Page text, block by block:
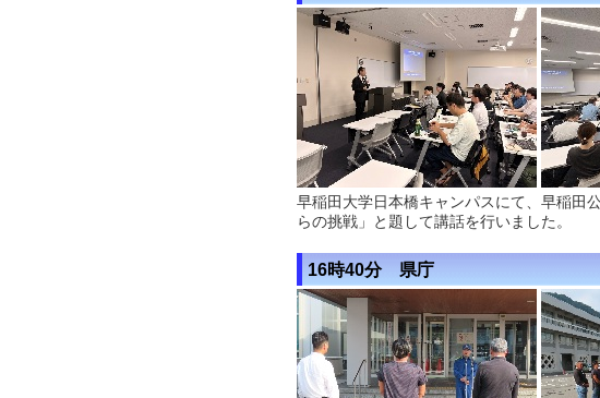
早稲田大学日本橋キャンパスにて、早稲田
らの挑戦」と題して講話を行いました。
16時40分 県庁